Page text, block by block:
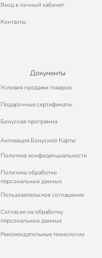
Вход в личный кабинет
Контакты
Документы
Условия продажи товаров
Подарочные сертификаты
Бонусная программа
Активация Бонусной Карты
Политика конфиденциальности
Политика обработки
персональных данных
Пользовательское соглашение
Согласие на обработку
персональных данных
Рекомендательные технологии